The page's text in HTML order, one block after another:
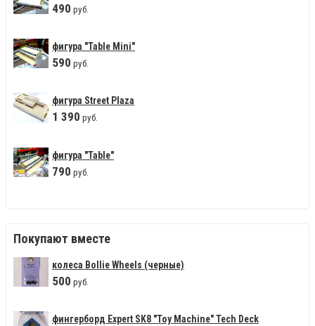
490 руб.
фигура "Table Mini"
590 руб.
фигура Street Plaza
1 390 руб.
фигура "Table"
790 руб.
Покупают вместе
колеса Bollie Wheels (черные)
500 руб.
фингерборд Expert SK8 "Toy Machine" Tech Deck